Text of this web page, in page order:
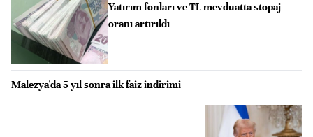
Yatırım fonları ve TL mevduatta stopaj
oranı artırıldı
Malezya'da 5 yıl sonra ilk faiz indirimi